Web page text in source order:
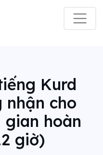
Kurd
nhận cho
gian hoàn
giờ)